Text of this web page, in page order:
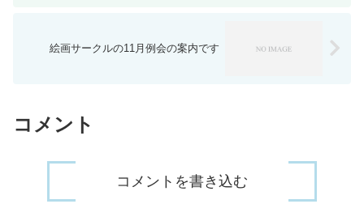
絵画サークルの11月例会の案内です
コメント
コメントを書き込む